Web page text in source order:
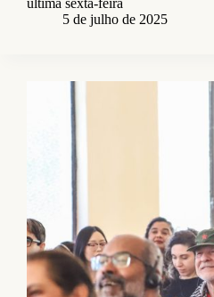
última sexta-feira
5 de julho de 2025